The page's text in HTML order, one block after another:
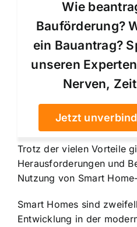
Wie
Bauförderung?
ein Bauantrag?
unseren
Nerven,
Jetzt
Trotz der vielen Vorteile
Herausforderungen und
Nutzung von Smart
Smart Homes sind
Entwicklung in der